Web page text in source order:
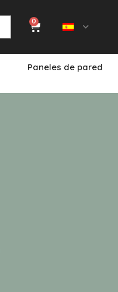
0
Paneles de pared